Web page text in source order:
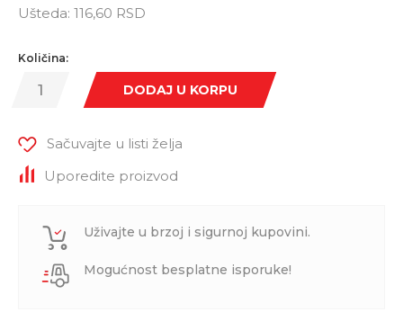
Ušteda: 116,60 RSD
Količina:
DODAJ U KORPU
Sačuvajte u listi želja
Uporedite proizvod
Uživajte u brzoj i sigurnoj kupovini.
Mogućnost besplatne isporuke!